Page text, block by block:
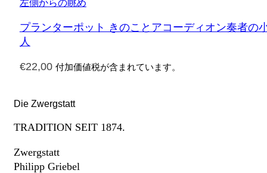
プランターポット きのことアコーディオン奏者の
人
€22,00 付加価値税が含まれています。
Die Zwergstatt
TRADITION SEIT 1874.
Zwergstatt
Philipp Griebel